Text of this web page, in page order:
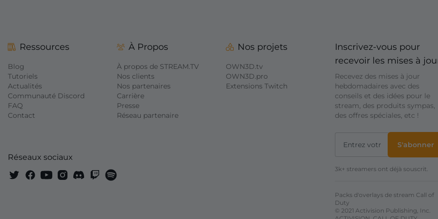
Ressources
Blog
Tutoriels
Actualités
Communauté Discord
FAQ
Contact
Réseaux sociaux
À Propos
À propos de STREAM.TV
Nos clients
Nos partenaires
Carrière
Presse
Réseau partenaire
Nos projets
OWN3D.tv
OWN3D.pro
Extensions Twitch
Inscrivez-vous pour
recevoir les mises à
Recevez des mises à jour
hebdomadaires avec des
conseils et des idées pour le
stream, des produits sympas,
des offres spéciales, etc !
S'abonner
3k+ streamers ont déjà souscrit.
Packs d'overlays de stream Call of
Duty
© 2021 Activision Publishing, Inc.